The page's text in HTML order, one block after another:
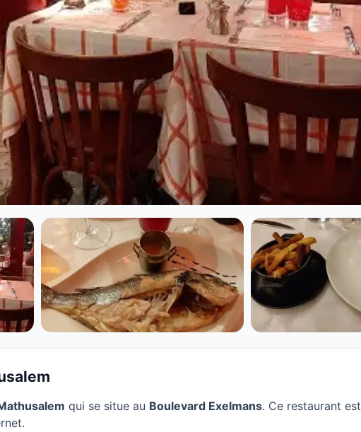
à Paris
qui se situe au Boulevard Exelmans. Ce restaurant est